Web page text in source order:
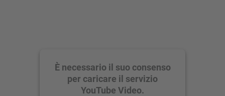
È necessario il suo consenso
per caricare il servizio
YouTube Video.